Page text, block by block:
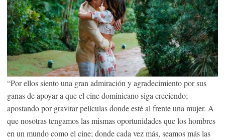
“Por ellos siento una gran admiración y agradecimiento por sus
ganas de apoyar a que el cine dominicano siga creciendo;
apostando por gravitar películas donde esté al frente una mujer. A
que nosotras tengamos las mismas oportunidades que los hombres
en un mundo como el cine; donde cada vez más, seamos más las